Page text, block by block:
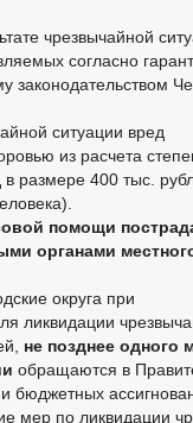
чрезвычайной
согласно
законодательством
ситуации вред
из расчета
размере 400 тыс.
помощи
органами
округа при
ликвидации
не позднее одного
обращаются в
бюджетных
мер по ликвидации